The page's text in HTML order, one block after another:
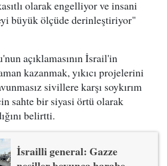
olarak engelliyor ve insani
büyük ölçüde derinleştiriyor"
açıklamasının İsrail'in
kazanmak, yıkıcı projelerini
sivillere karşı soykırım
sahte bir siyasi örtü olarak
belirtti.
İsrailli general: Gazze